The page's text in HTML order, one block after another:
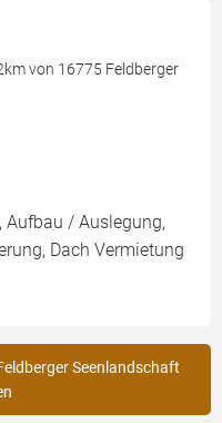
von 16775 Feldberger
Aufbau / Auslegung,
Dach Vermietung
Seenlandschaft